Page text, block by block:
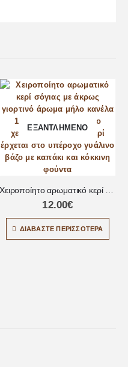
ΕΞΑΝΤΛΗΜΈΝΟ
Χειροποίητο αρωματικό κερί μήλο κανέλα
12.00€
ΔΙΑΒΆΣΤΕ ΠΕΡΙΣΣΌΤΕΡΑ